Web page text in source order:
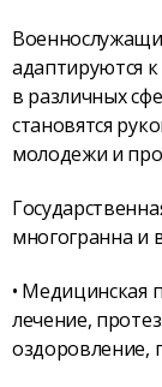
адаптируются
в различных
становятся
молодежи и
многогранна и
• Медицинская
лечение,
оздоровление,